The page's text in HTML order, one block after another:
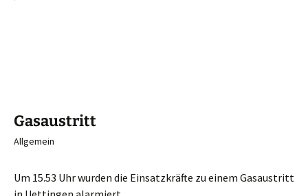
Gasaustritt
Allgemein
Um 15.53 Uhr wurden die Einsatzkräfte zu einem Gasaustritt